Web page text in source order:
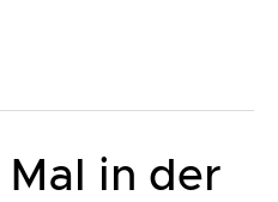
Mal in der